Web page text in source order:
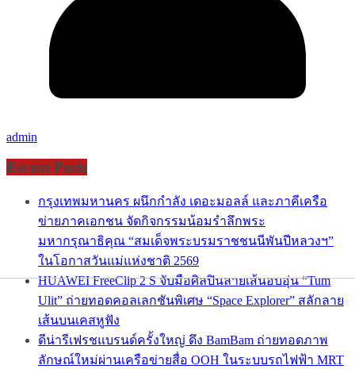
admin
Recent Posts
กรุงเทพมหานคร ผนึกกำลัง เดอะมอลล์ และภาคีเครือ
ข่ายภาคเอกชน จัดกิจกรรมน้อมรำลึกพระ
มหากรุณาธิคุณ “สมเด็จพระบรมราชชนนีพันปีหลวงฯ”
ในโอกาสวันแม่แห่งชาติ 2569
HUAWEI FreeClip 2 S จับมือศิลปินลายเส้นอบอุ่น “Tum
Ulit” ถ่ายทอดคอลเลกชันพิเศษ “Space Explorer” สลักลาย
เส้นบนเคสหูฟัง
ดีน่ารีเฟรชแบรนด์ครั้งใหญ่ ดึง BamBam ถ่ายทอดภาพ
ลักษณ์ใหม่ผ่านเครือข่ายสื่อ OOH ในระบบรถไฟฟ้า MRT